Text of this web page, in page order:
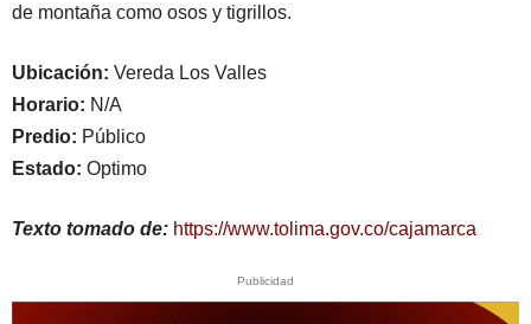
de montaña como osos y tigrillos.
Ubicación: Vereda Los Valles
Horario: N/A
Predio: Público
Estado: Optimo
Texto tomado de: https://www.tolima.gov.co/cajamarca
Publicidad